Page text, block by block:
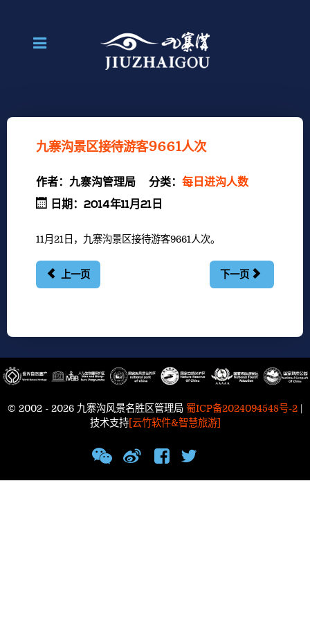
九寨沟景区接待游客9661人次
作者： 九寨沟管理局 分类： 每日进沟人数
日期：2014年11月21日
11月21日，九寨沟景区接待游客9661人次。
上一页 下一页
© 2002 - 2026 九寨沟风景名胜区管理局 蜀ICP备2024094548号-2 |
技术支持[云竹软件&智慧旅游]